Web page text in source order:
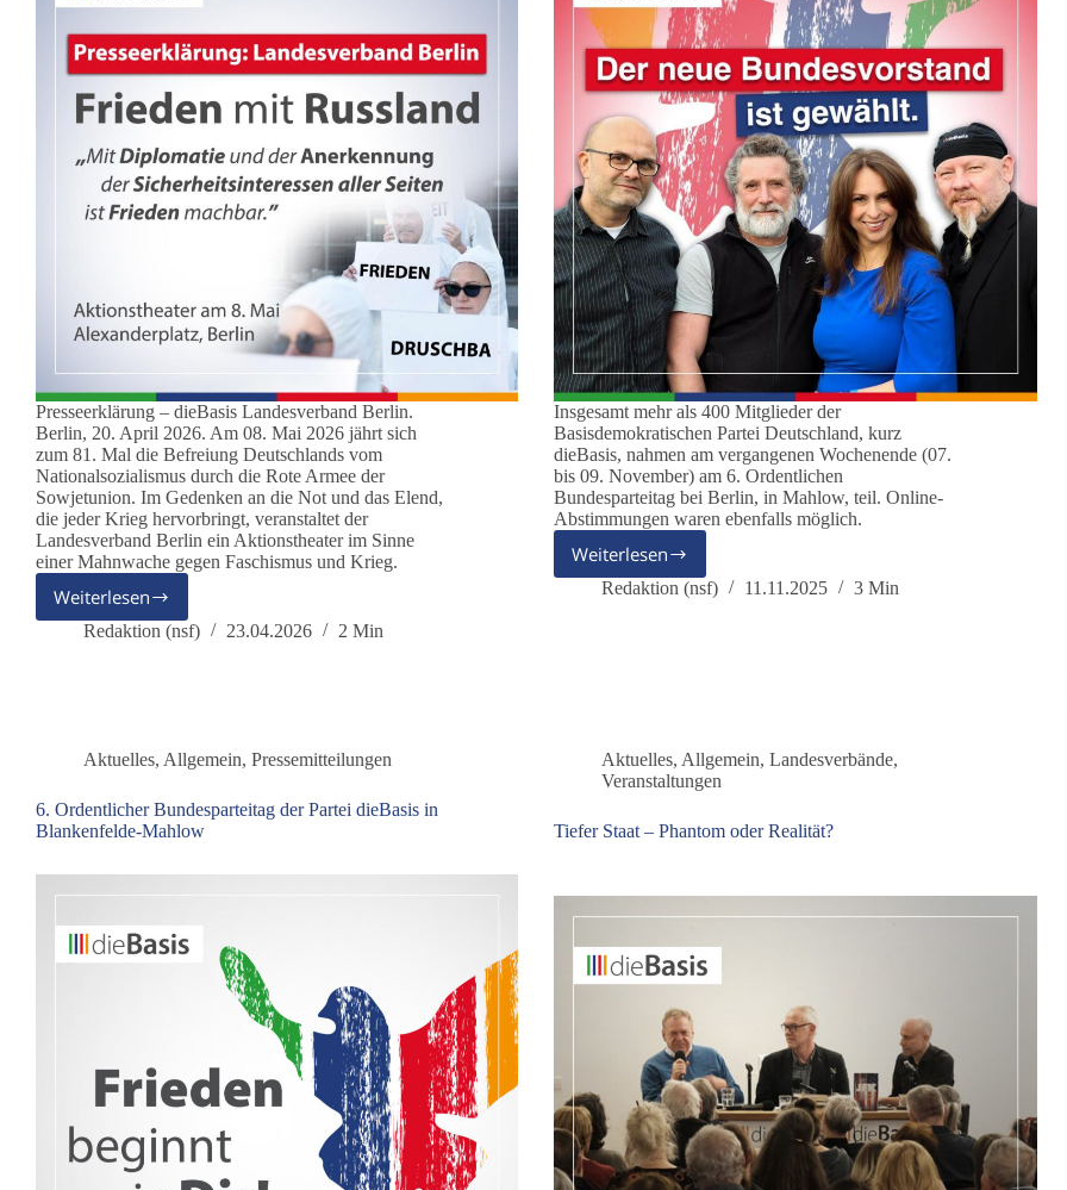
Presseerklärung – dieBasis Landesverband Berlin.
Berlin, 20. April 2026. Am 08. Mai 2026 jährt sich
zum 81. Mal die Befreiung Deutschlands vom
Nationalsozialismus durch die Rote Armee der
Sowjetunion. Im Gedenken an die Not und das Elend,
die jeder Krieg hervorbringt, veranstaltet der
Landesverband Berlin ein Aktionstheater im Sinne
einer Mahnwache gegen Faschismus und Krieg.
Weiterlesen
Frieden
mit
Redaktion (nsf) 23.04.2026 2 Min
Insgesamt mehr als 400 Mitglieder der
Basisdemokratischen Partei Deutschland, kurz
dieBasis, nahmen am vergangenen Wochenende (07.
bis 09. November) am 6. Ordentlichen
Bundesparteitag bei Berlin, in Mahlow, teil. Online-
Abstimmungen waren ebenfalls möglich.
Weiterlesen
dieBasis
–
Deutschlands
Redaktion (nsf) 11.11.2025 3 Min
Aktuelles, Allgemein, Pressemitteilungen
6. Ordentlicher Bundesparteitag der Partei dieBasis in
Blankenfelde-Mahlow
Aktuelles, Allgemein,Landesverbände,
Veranstaltungen
Tiefer Staat – Phantom oder Realität?